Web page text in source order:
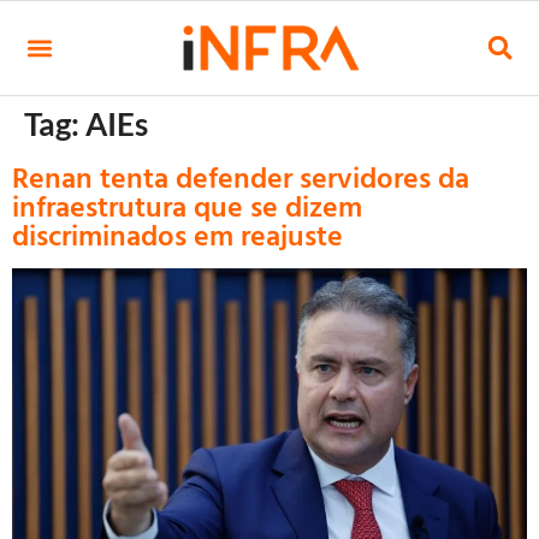
Tag:AIEs
Renan tenta defender servidores da
infraestrutura que se dizem
discriminados em reajuste